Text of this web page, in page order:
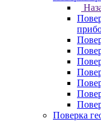
Поверка